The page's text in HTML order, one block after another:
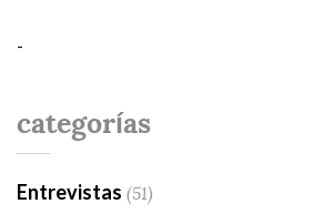
-
categorías
Entrevistas (51)